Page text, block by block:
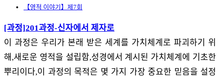
【영적 이야기】제7회
[과정]201과정-신자에서 제자로
이 과정은 우리가 본래 받은 세계를 가치체계로 파괴하기 위
해,새로운 영적을 설립함,성경에서 계시된 가치체계에 기초한
뿌리이다,이 과정의 목적은 몇 가지 가장 중요한 믿음을 설정